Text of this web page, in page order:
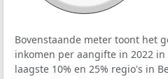
Bovenstaande meter toont het
inkomen per aangifte in 2022 in
laagste 10% en 25% regio's in